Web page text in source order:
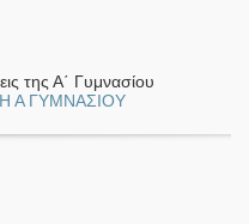
της Α΄ Γυμνασίου
Α ΓΥΜΝΑΣΙΟΥ